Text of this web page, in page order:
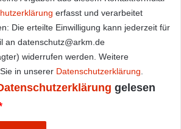
erfasst und verarbeitet
Die erteilte Einwilligung kann jederzeit für
an datenschutz@arkm.de
widerrufen werden. Weitere
in unserer Datenschutzerklärung
gelesen